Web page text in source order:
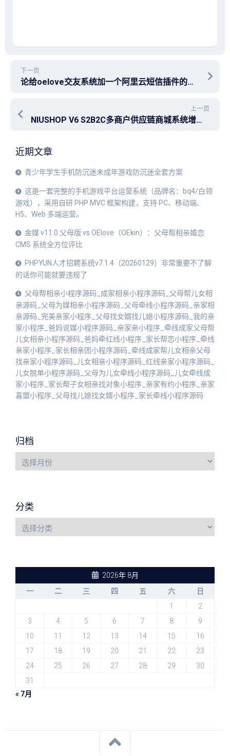
下一页
论给oelove交友系统加一个阿里云短信插件的可行性
上一页
NIUSHOP V6 S2B2C多商户供应链商城系统增加多语言切换跨境支付功能
近期文章
青少年学生手机防沉迷未成年游戏防沉迷全套方案
这是一套完整的手机游戏平台运营系统（品牌名：bq4/白领
游戏），采用自研 PHP MVC 框架构建，支持 PC、移动端、
H5、Web 多端运营。
金媒 v11.0 父母版 vs OElove（OEkin）：父母帮相亲婚恋
CMS 系统全方位评比
PHPYUN人才招聘系统v7.1.4（20260129）非常重要不了解
的话你可能就要违规了
父母帮相亲小程序源码_成家相亲小程序源码_父母帮儿女相
亲源码_父母为媒相亲小程序源码_父母牵线小程序源码_亲家相
亲源码_完美亲家小程序_父母找女婿找儿媳小程序源码_我的亲
家小程序_爸妈说媒小程序源码_亲家亲小程序_牵线成家父母帮
儿女相亲小程序源码_爸妈牵红线小程序_家长帮恋小程序_牵线
亲家小程序_家长相亲团小程序源码_牵线成家帮儿女相亲父母
找亲家小程序源码_儿女相亲小程序源码_红线亲家小程序源码_
儿女脱单小程序源码_父母为儿女牵线小程序源码_儿女牵线成
家小程序_家长帮子女相亲找对象小程序_亲家有约小程序_亲家
喜盟小程序_父母找儿媳找女婿小程序_家长牵线小程序源码
归档
分类
2026年 8月
一
二 三 四 五 六
日
1
2
3
4 5 6 7 8
9
10
11 12 13 14 15
16
17
18 19 20 21 22
23
24
25 26 27 28 29
30
31
« 7月